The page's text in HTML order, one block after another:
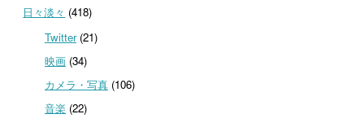
日々淡々 (418)
Twitter(21)
映画(34)
カメラ・写真(106)
音楽 (22)